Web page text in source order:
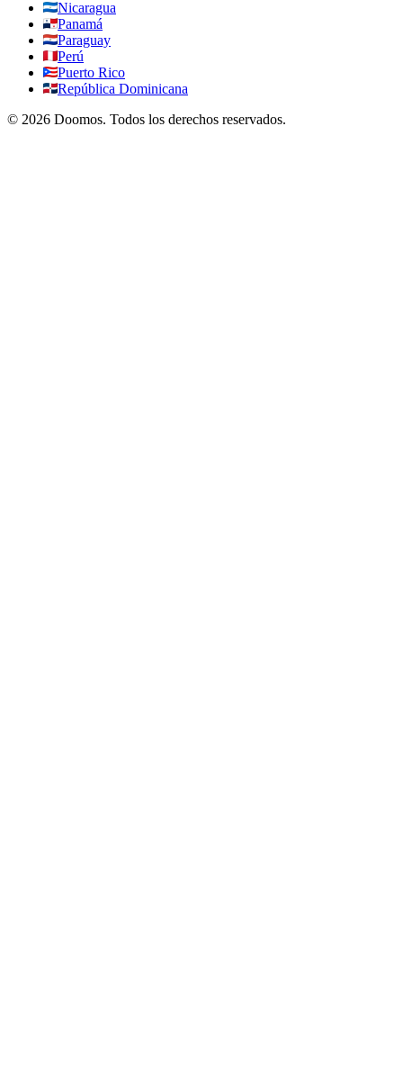
Nicaragua
Panamá
Paraguay
Perú
Puerto Rico
República Dominicana
© 2026 Doomos. Todos los derechos reservados.